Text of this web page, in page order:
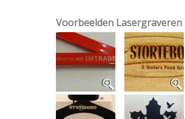
Voorbeelden Lasergraveren